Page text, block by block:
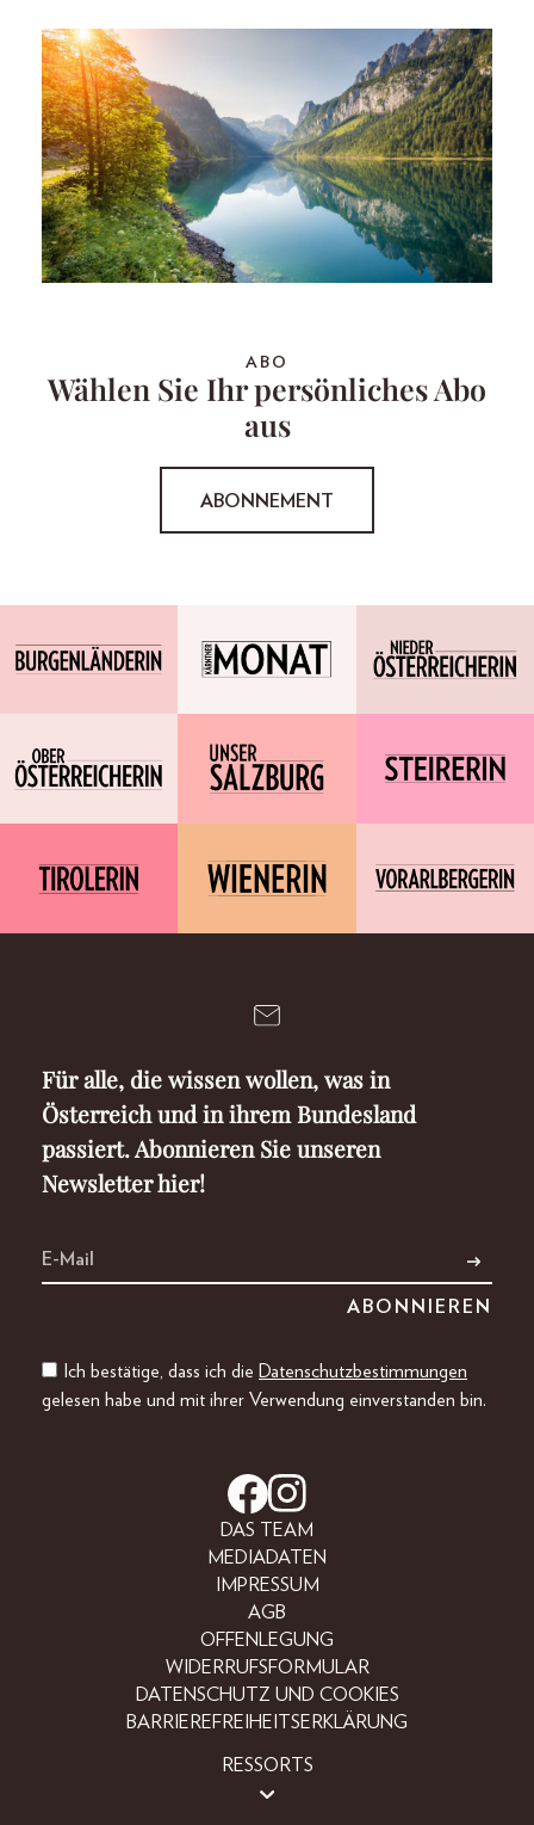
ABO
Wählen Sie Ihr persönliches Abo
aus
ABONNEMENT
Für alle, die wissen wollen, was in
Österreich und in ihrem Bundesland
passiert. Abonnieren Sie unseren
Newsletter hier!
Ich bestätige, dass ich die Datenschutzbestimmungen
gelesen habe und mit ihrer Verwendung einverstanden bin.
DAS TEAM
MEDIADATEN
IMPRESSUM
AGB
OFFENLEGUNG
WIDERRUFSFORMULAR
DATENSCHUTZ UND COOKIES
BARRIEREFREIHEITSERKLÄRUNG
RESSORTS